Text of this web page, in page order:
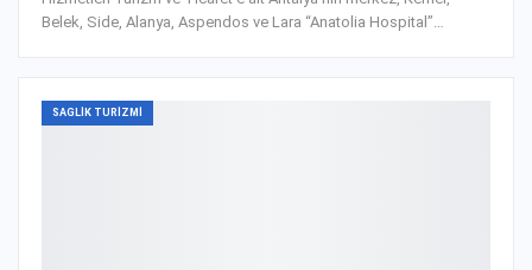
Belek, Side, Alanya, Aspendos ve Lara “Anatolia Hospital”…
SAGLIK TURIZMI